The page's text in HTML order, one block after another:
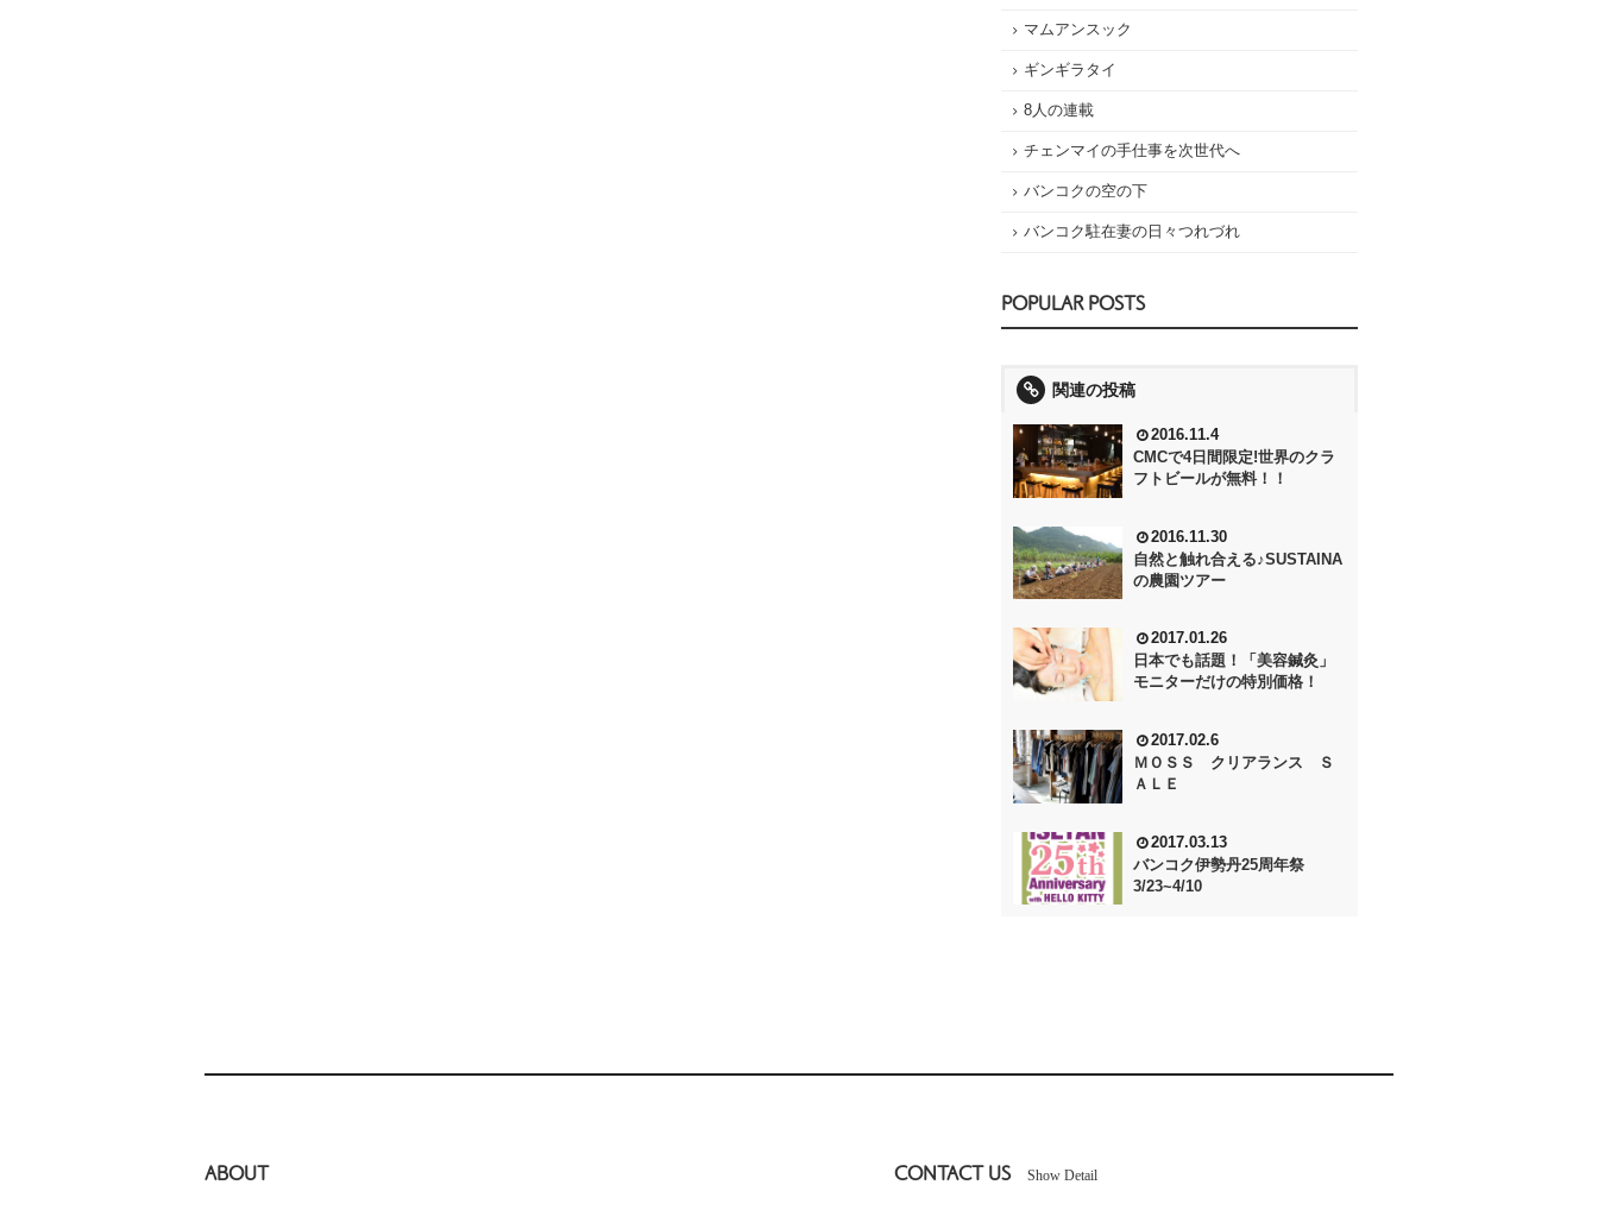
マムアンスック
ギンギラタイ
8人の連載
チェンマイの手仕事を次世代へ
バンコクの空の下
バンコク駐在妻の日々つれづれ
POPULAR POSTS
関連の投稿
2016.11.4
CMCで4日間限定!世界のクラ
フトビールが無料！！
2016.11.30
自然と触れ合える♪SUSTAINA
の農園ツアー
2017.01.26
日本でも話題！「美容鍼灸」
モニターだけの特別価格！
2017.02.6
ＭＯＳＳ クリアランス Ｓ
ＡＬＥ
2017.03.13
バンコク伊勢丹25周年祭
3/23~4/10
ABOUT CONTACT US Show Detail